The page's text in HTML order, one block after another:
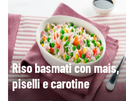
Riso basmati con mais,
piselli e carotine